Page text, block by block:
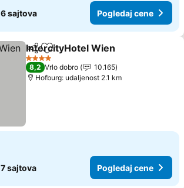
6 sajtova Pogledaj cene
Deli Dodati u favorite
IntercityHotel Wien
4 Zvezdice
8,2 Vrlo dobro
10.165
Hofburg: udaljenost 2.1 km
7 sajtova Pogledaj cene